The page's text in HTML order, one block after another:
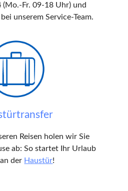
(Mo.-Fr. 09-18 Uhr) und
unserem Service-Team.
Reisen holen wir Sie
ab: So startet Ihr Urlaub
der Haustür!